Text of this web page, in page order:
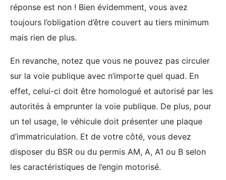
réponse est non ! Bien évidemment, vous avez
toujours l’obligation d’être couvert au tiers minimum
mais rien de plus.
En revanche, notez que vous ne pouvez pas circuler
sur la voie publique avec n’importe quel quad. En
effet, celui-ci doit être homologué et autorisé par les
autorités à emprunter la voie publique. De plus, pour
un tel usage, le véhicule doit présenter une plaque
d’immatriculation. Et de votre côté, vous devez
disposer du BSR ou du permis AM, A, A1 ou B selon
les caractéristiques de l’engin motorisé.